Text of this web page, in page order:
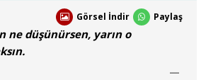
Görsel İndir Paylaş
ne düşünürsen, yarın o